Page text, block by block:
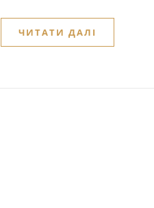
ЧИТАТИ ДАЛІ